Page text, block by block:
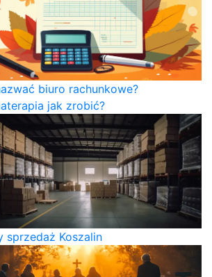
biuro rachunkowe?
jak zrobić?
sprzedaż Koszalin